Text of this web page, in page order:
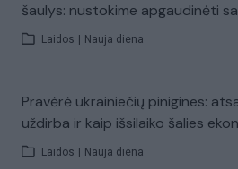
šaulys: nustokime apgaudinėti
Laidos Nauja diena
Pravėrė ukrainiečių pinigines:
uždirba ir kaip išsilaiko šalies
Laidos Nauja diena